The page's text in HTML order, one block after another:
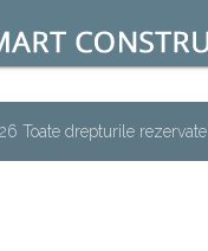
Toate drepturile rezervate